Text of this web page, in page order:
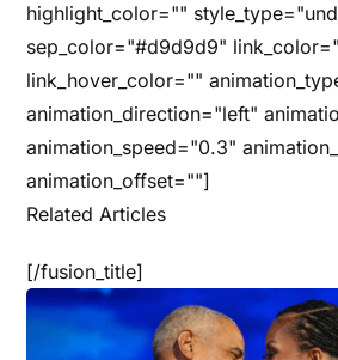
highlight_color=""
sep_color="#d9d9d9"
link_hover_color=""
animation_direction="left"
animation_speed="0.3"
animation_offset=""]
Related Articles
[/fusion_title]